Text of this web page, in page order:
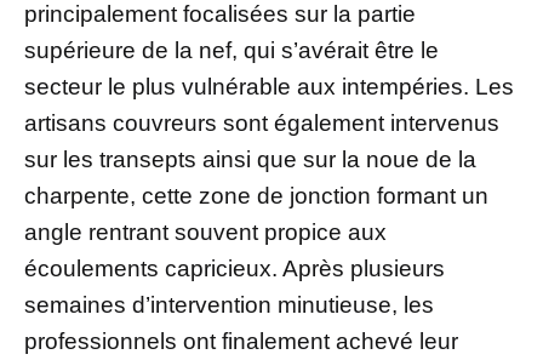
principalement focalisées sur la partie
supérieure de la nef, qui s’avérait être le
secteur le plus vulnérable aux intempéries. Les
artisans couvreurs sont également intervenus
sur les transepts ainsi que sur la noue de la
charpente, cette zone de jonction formant un
angle rentrant souvent propice aux
écoulements capricieux. Après plusieurs
semaines d’intervention minutieuse, les
professionnels ont finalement achevé leur